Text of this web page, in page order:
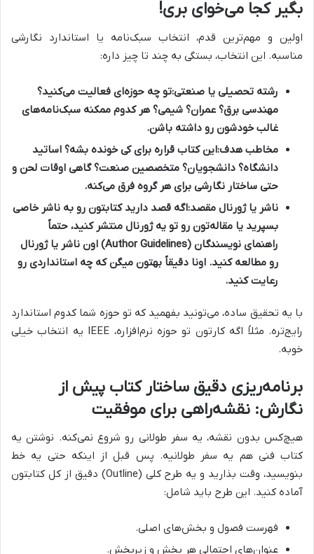
بگیر کجا می‌خوای بری!
اولین و مهم‌ترین قدم، انتخاب سبک‌نامه یا استاندارد نگارشی
مناسبه. این انتخاب، بستگی به چند تا چیز داره:
رشته تحصیلی یا صنعتی:تو چه حوزه‌ای فعالیت می‌کنید؟
مهندسی برق؟ عمران؟ شیمی؟ هر کدوم ممکنه سبک‌نامه‌های
غالب خودشون رو داشته باشن.
مخاطب هدف:این کتاب قراره برای کی خونده بشه؟ اساتید
دانشگاه؟ دانشجویان؟ متخصصین صنعت؟ گاهی اوقات لحن و
حتی ساختار نگارشی برای هر گروه فرق می‌کنه.
ناشر یا ژورنال مقصد:اگه قصد دارید کتابتون رو به ناشر خاصی
بسپرید یا مقاله‌تون رو تو یه ژورنال منتشر کنید، حتماً
راهنمای نویسندگان (Author Guidelines) اون ناشر یا ژورنال
رو مطالعه کنید. اونا دقیقاً بهتون میگن که چه استانداردی رو
رعایت کنید.
با یه تحقیق ساده، می‌تونید بفهمید که تو حوزه شما کدوم استاندارد
رایج‌تره. مثلاً اگه کارتون تو حوزه نرم‌افزاره، IEEE یه انتخاب خیلی
خوبه.
برنامه‌ریزی دقیق ساختار کتاب پیش از
نگارش: نقشه‌راهی برای موفقیت
هیچ‌کس بدون نقشه، یه سفر طولانی رو شروع نمی‌کنه. نوشتن یه
کتاب فنی هم یه سفر طولانیه. پس قبل از اینکه حتی یه خط
بنویسید، وقت بذارید و یه طرح کلی (Outline) دقیق از کل کتابتون
آماده کنید. این طرح باید شامل:
فهرست فصول و بخش‌های اصلی.
عنوان‌های احتمالی هر بخش و زیربخش.